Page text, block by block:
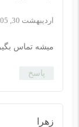
اردیبهشت 30, 1405 در 3:58 ب.ظ
میشه تماس
پاسخ
زهرا